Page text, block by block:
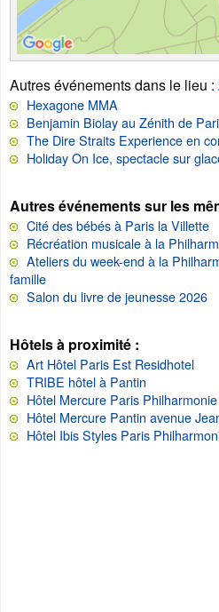
Autres événements dans le lieu :
Hexagone MMA
Benjamin Biolay au Zénith de
The Dire Straits Experience en
Holiday On Ice, spectacle sur
Autres événements sur les
Cité des bébés à Paris la Villette
Récréation musicale à la
Ateliers du week-end à la
famille
Salon du livre de jeunesse 2026
Hôtels à proximité :
Art Hôtel Paris Est Residhotel
TRIBE hôtel à Pantin
Hôtel Mercure Paris
Hôtel Mercure Pantin avenue
Hôtel Ibis Styles Paris